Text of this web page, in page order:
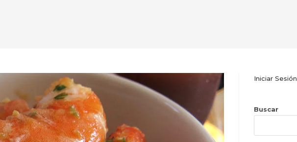
Iniciar Sesión
Buscar